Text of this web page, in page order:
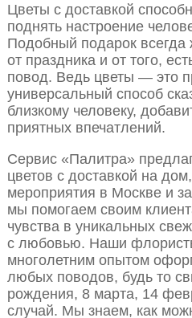
Цветы с доставкой
поднять настроение
Подобный подарок всегда
от праздника и от того,
повод. Ведь цветы — это
универсальный способ
близкому человеку,
приятных впечатлений.
Сервис «Палитра»
цветов с доставкой на
мероприятия в Москве и
мы помогаем своим
чувства в уникальных
с любовью. Наши
многолетним опытом
любых поводов, будь то
рождения, 8 марта, 14
случай. Мы знаем, как